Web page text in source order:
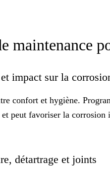
impact sur la
confort et hygiène.
peut favoriser la corrosion
détartrage et joints